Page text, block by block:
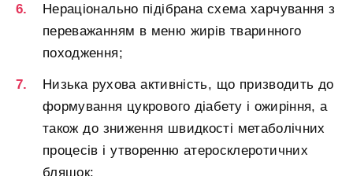
Нераціонально підібрана схема харчування з
переважанням в меню жирів тваринного
походження;
Низька рухова активність, що призводить до
формування цукрового діабету і ожиріння, а
також до зниження швидкості метаболічних
процесів і утворенню атеросклеротичних
бляшок;